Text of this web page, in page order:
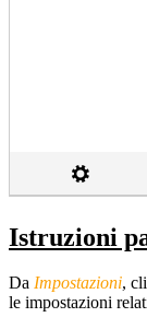
Istruzioni
Da Impostazioni,
le impostazioni